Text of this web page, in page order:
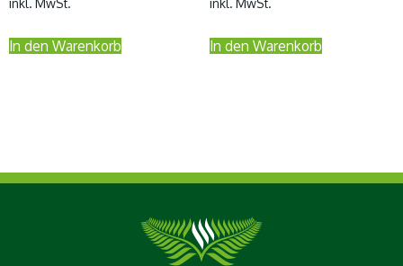
inkl. MwSt.
In den Warenkorb
inkl. MwSt.
In den Warenkorb